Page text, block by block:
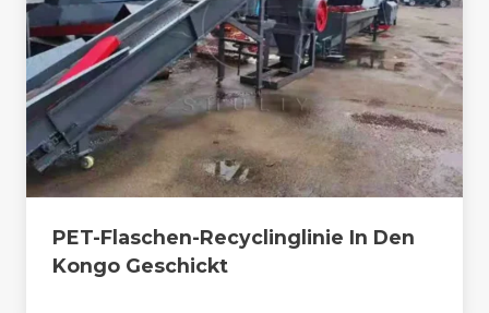
PET-Flaschen-Recyclinglinie In Den
Kongo Geschickt